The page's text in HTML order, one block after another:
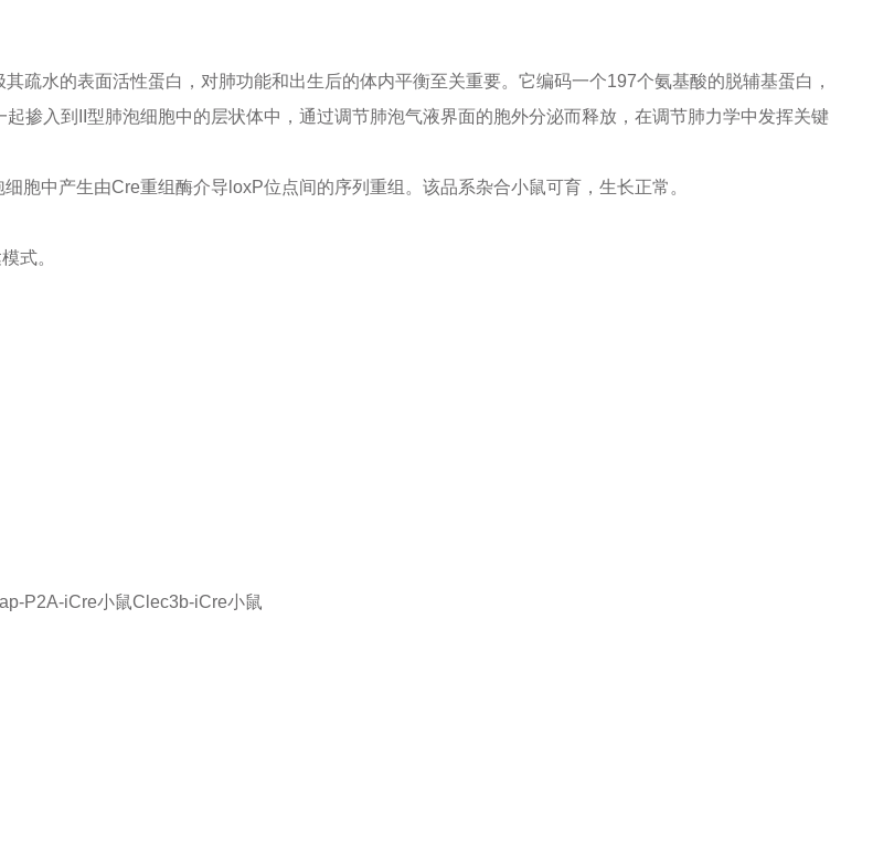
疏水的表面活性蛋白，对肺功能和出生后的体内平衡至关重要。它编码一个197个氨基酸的脱辅基蛋白，
掺入到II型肺泡细胞中的层状体中，通过调节肺泡气液界面的胞外分泌而释放，在调节肺力学中发挥关键
胞中产生由Cre重组酶介导loxP位点间的序列重组。该品系杂合小鼠可育，生长正常。
式。
P2A-iCre小鼠Clec3b-iCre小鼠